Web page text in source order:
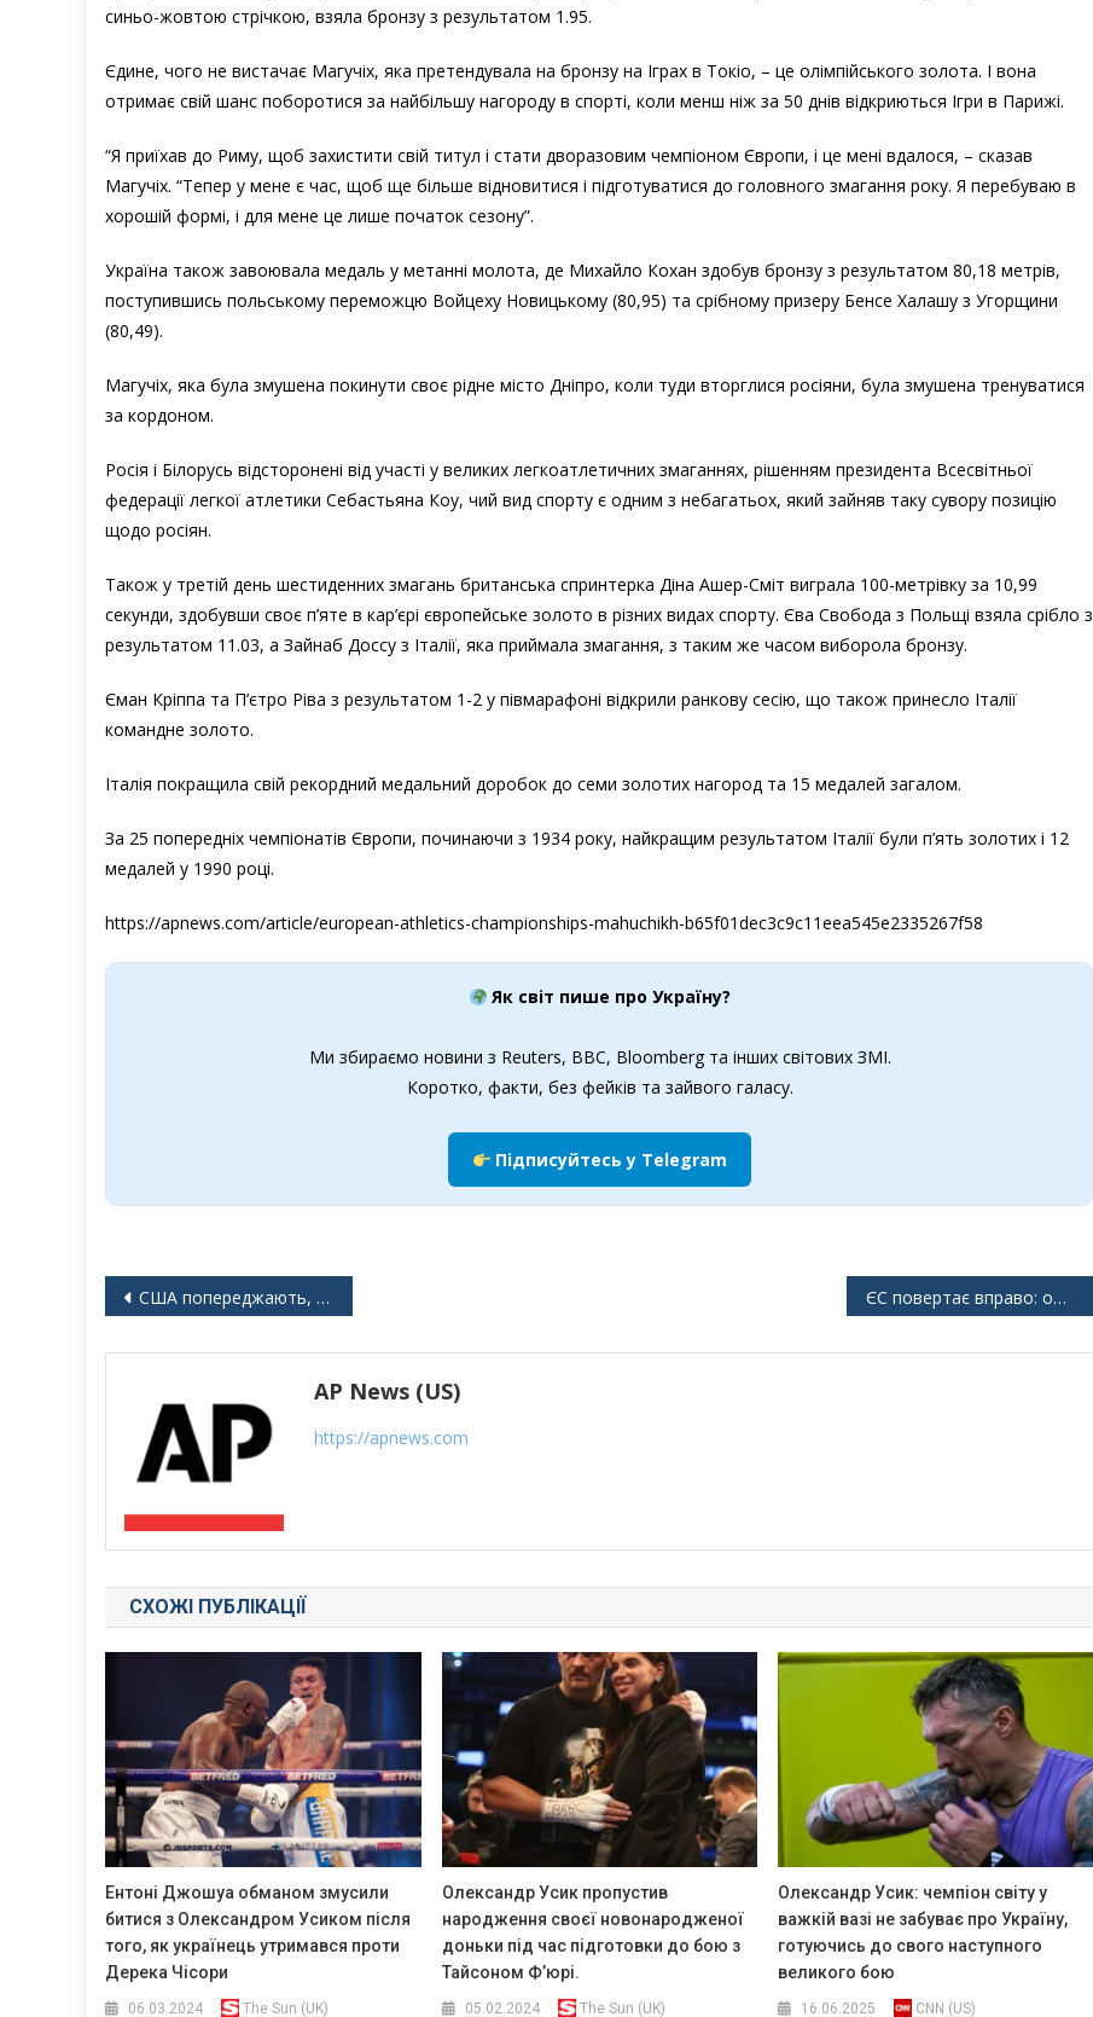
синьо-жовтою стрічкою, взяла бронзу з результатом 1.95.
Єдине, чого не вистачає Магучіх, яка претендувала на бронзу на Іграх в Токіо, – це олімпійського золота. І вона
отримає свій шанс поборотися за найбільшу нагороду в спорті, коли менш ніж за 50 днів відкриються Ігри в Парижі.
“Я приїхав до Риму, щоб захистити свій титул і стати дворазовим чемпіоном Європи, і це мені вдалося, – сказав
Магучіх. “Тепер у мене є час, щоб ще більше відновитися і підготуватися до головного змагання року. Я перебуваю в
хорошій формі, і для мене це лише початок сезону”.
Україна також завоювала медаль у метанні молота, де Михайло Кохан здобув бронзу з результатом 80,18 метрів,
поступившись польському переможцю Войцеху Новицькому (80,95) та срібному призеру Бенсе Халашу з Угорщини
(80,49).
Магучіх, яка була змушена покинути своє рідне місто Дніпро, коли туди вторглися росіяни, була змушена тренуватися
за кордоном.
Росія і Білорусь відсторонені від участі у великих легкоатлетичних змаганнях, рішенням президента Всесвітньої
федерації легкої атлетики Себастьяна Коу, чий вид спорту є одним з небагатьох, який зайняв таку сувору позицію
щодо росіян.
Також у третій день шестиденних змагань британська спринтерка Діна Ашер-Сміт виграла 100-метрівку за 10,99
секунди, здобувши своє п’яте в кар’єрі європейське золото в різних видах спорту. Єва Свобода з Польщі взяла срібло з
результатом 11.03, а Зайнаб Доссу з Італії, яка приймала змагання, з таким же часом виборола бронзу.
Єман Кріппа та П’єтро Ріва з результатом 1-2 у півмарафоні відкрили ранкову сесію, що також принесло Італії
командне золото.
Італія покращила свій рекордний медальний доробок до семи золотих нагород та 15 медалей загалом.
За 25 попередніх чемпіонатів Європи, починаючи з 1934 року, найкращим результатом Італії були п’ять золотих і 12
медалей у 1990 році.
https://apnews.com/article/european-athletics-championships-mahuchikh-b65f01dec3c9c11eea545e2335267f58
Як світ пише про Україну?
Ми збираємо новини з Reuters, BBC, Bloomberg та інших світових ЗМІ.
Коротко, факти, без фейків та зайвого галасу.
Підписуйтесь у Telegram
Навігація
США попереджають, що їхні громадяни з подвійним громадянством застрягнуть в Україні під час мобілізації ЄС повертає вправо: опитування свідчать про перемогу популістів на виборах
AP News (US)
https://apnews.com
СХОЖІ ПУБЛІКАЦІЇ
Ентоні Джошуа обманом змусили
битися з Олександром Усиком після
того, як українець утримався проти
Дерека Чісори
06.03.2024 The Sun (UK)
Олександр Усик пропустив
народження своєї новонародженої
доньки під час підготовки до бою з
Тайсоном Ф’юрі.
05.02.2024 The Sun (UK)
Олександр Усик: чемпіон світу у
важкій вазі не забуває про Україну,
готуючись до свого наступного
великого бою
16.06.2025 CNN (US)